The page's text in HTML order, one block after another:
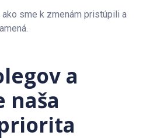
sme k zmenám pristúpili a
a
naša